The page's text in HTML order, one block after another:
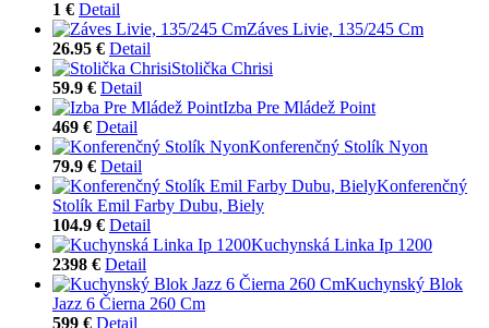
1 € Detail
Záves Livie, 135/245 Cm
26.95 € Detail
Stolička Chrisi
59.9 € Detail
Izba Pre Mládež Point
469 € Detail
Konferenčný Stolík Nyon
79.9 € Detail
Konferenčný
Stolík Emil Farby Dubu, Biely
104.9 € Detail
Kuchynská Linka Ip 1200
2398 € Detail
Kuchynský Blok
Jazz 6 Čierna 260 Cm
599 € Detail